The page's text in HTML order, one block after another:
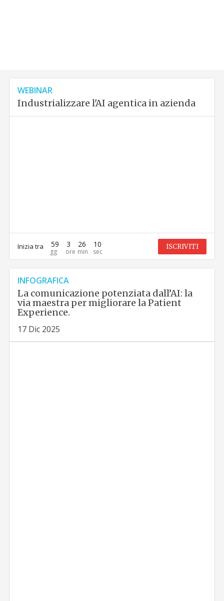
WEBINAR
Industrializzare l'AI agentica in azienda
Inizia tra 59 3 26 9 ISCRIVITI
INFOGRAFICA
La comunicazione potenziata dall’AI: la
via maestra per migliorare la Patient
Experience.
17 Dic 2025